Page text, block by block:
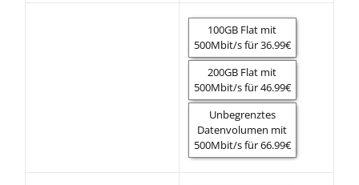
100GB Flat mit
500Mbit/s für 36.99€
200GB Flat mit
500Mbit/s für 46.99€
Unbegrenztes
Datenvolumen mit
500Mbit/s für 66.99€